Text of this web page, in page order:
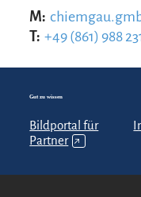
M:
T: +49 (861) 988
Gut zu wissen
Bildportal für
Partner ↗